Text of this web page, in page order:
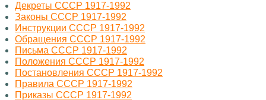
Декреты СССР 1917-1992
Законы СССР 1917-1992
Инструкции СССР 1917-1992
Обращения СССР 1917-1992
Письма СССР 1917-1992
Положения СССР 1917-1992
Постановления СССР 1917-1992
Правила СССР 1917-1992
Приказы СССР 1917-1992